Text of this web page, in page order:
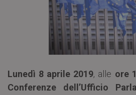
Lunedì 8 aprile 2019, alle ore
Conferenze dell’Ufficio